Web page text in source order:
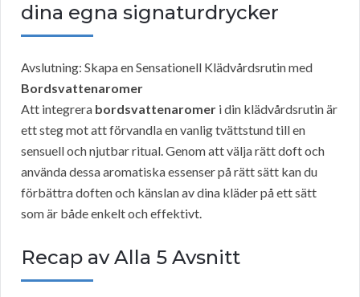
dina egna signaturdrycker
Avslutning: Skapa en Sensationell Klädvårdsrutin med
Bordsvattenaromer
Att integrera bordsvattenaromer i din klädvårdsrutin är
ett steg mot att förvandla en vanlig tvättstund till en
sensuell och njutbar ritual. Genom att välja rätt doft och
använda dessa aromatiska essenser på rätt sätt kan du
förbättra doften och känslan av dina kläder på ett sätt
som är både enkelt och effektivt.
Recap av Alla 5 Avsnitt